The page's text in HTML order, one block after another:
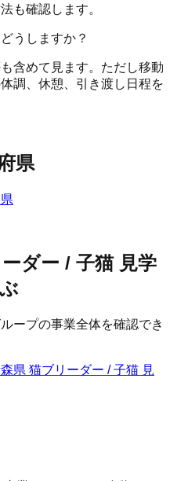
も確認します。
うしますか？
含めて見ます。ただし移動
調、休憩、引き渡し日程を
県
ダー / 子猫 見学
ープの事業全体を確認でき
県 猫ブリーダー / 子猫 見